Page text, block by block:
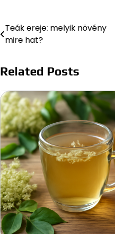
Bejegyzés
navigáció
Teák ereje: melyik növény
mire hat?
Related Posts